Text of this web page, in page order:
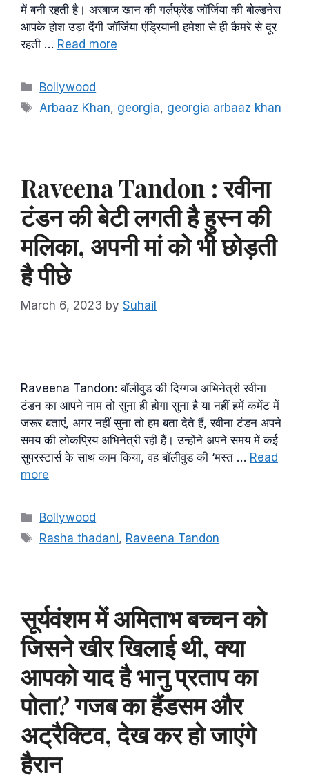
में बनी रहती है। अरबाज खान की गर्लफ्रेंड जॉर्जिया की बोल्डनेस
आपके होश उड़ा देंगी जॉर्जिया एंड्रियानी हमेशा से ही कैमरे से दूर
रहती … Read more
Categories
Bollywood
Tags
Arbaaz Khan, georgia, georgia arbaaz khan
Raveena Tandon : रवीना
टंडन की बेटी लगती है हुस्न की
मलिका, अपनी मां को भी छोड़ती
है पीछे
March 6, 2023 by Suhail
Raveena Tandon: बॉलीवुड की दिग्गज अभिनेत्री रवीना
टंडन का आपने नाम तो सुना ही होगा सुना है या नहीं हमें कमेंट में
जरूर बताएं, अगर नहीं सुना तो हम बता देते हैं, रवीना टंडन अपने
समय की लोकप्रिय अभिनेत्री रही हैं। उन्होंने अपने समय में कई
सुपरस्टार्स के साथ काम किया, वह बॉलीवुड की ‘मस्त … Read
more
Categories
Bollywood
Tags
Rasha thadani, Raveena Tandon
सूर्यवंशम में अमिताभ बच्चन को
जिसने खीर खिलाई थी, क्या
आपको याद है भानु प्रताप का
पोता? गजब का हैंडसम और
अट्रैक्टिव, देख कर हो जाएंगे
हैरान